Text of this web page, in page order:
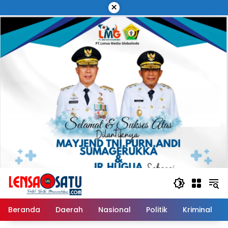
ke
konten
×
Beranda Daerah Nasional Politik Kriminal